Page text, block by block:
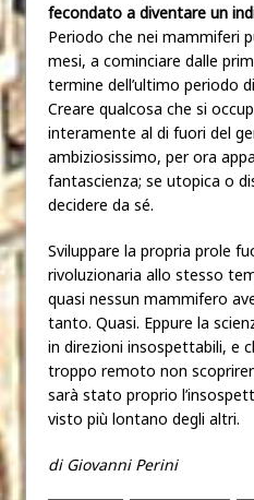
fecondato a diventare un
Periodo che nei mammiferi
mesi, a cominciare dalle
termine dell’ultimo periodo
Creare qualcosa che si
interamente al di fuori del
ambiziosissimo, per ora
fantascienza; se utopica o
decidere da sé.
Sviluppare la propria prole
rivoluzionaria allo stesso
quasi nessun mammifero
tanto. Quasi. Eppure la
in direzioni insospettabili, e
troppo remoto non
sarà stato proprio
visto più lontano degli altri.
di Giovanni Perini